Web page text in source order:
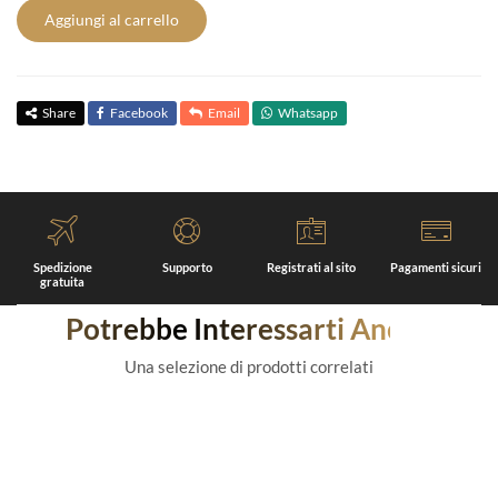
Aggiungi al carrello
Share Facebook Email Whatsapp
Spedizione
gratuita
Supporto Registrati al sito Pagamenti sicuri
Potrebbe Interessarti Anche
Una selezione di prodotti correlati